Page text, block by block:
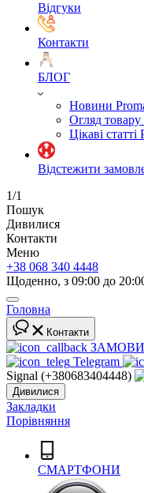
Відгуки
Контакти
БЛОГ
Новини
Огляд товару
Цікаві
Відстежити
1/1
Пошук
Дивилися
Контакти
Меню
+38 068 340 4448
Щоденно, з 09:00 до
Головна
Контакти
Telegram
Signal (+380683404448)
Дивилися
Закладки
Порівняння
СМАРТФОНИ